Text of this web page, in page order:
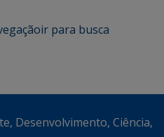
ir para busca
Desenvolvimento, Ciência,